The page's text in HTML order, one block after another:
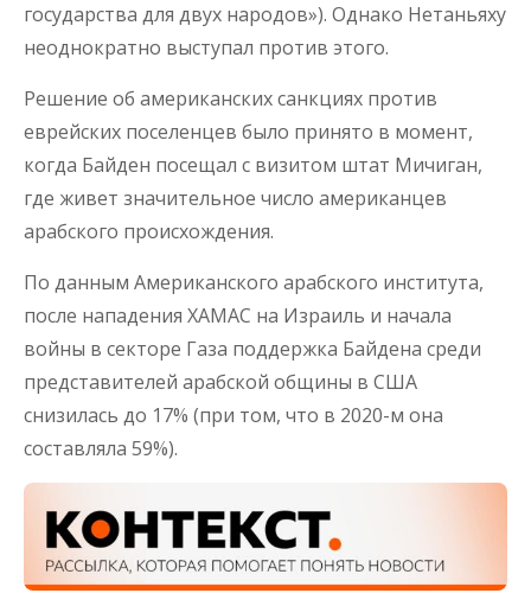
государства для двух народов»). Однако Нетаньяху
неоднократно выступал против этого.
Решение об американских санкциях против
еврейских поселенцев было принято в момент,
когда Байден посещал с визитом штат Мичиган,
где живет значительное число американцев
арабского происхождения.
По данным Американского арабского института,
после нападения ХАМАС на Израиль и начала
войны в секторе Газа поддержка Байдена среди
представителей арабской общины в США
снизилась до 17% (при том, что в 2020-м она
составляла 59%).